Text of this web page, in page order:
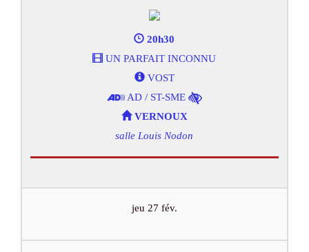
20h30
UN PARFAIT INCONNU
VOST
AD / ST-SME
VERNOUX
salle Louis Nodon
jeu 27 fév.